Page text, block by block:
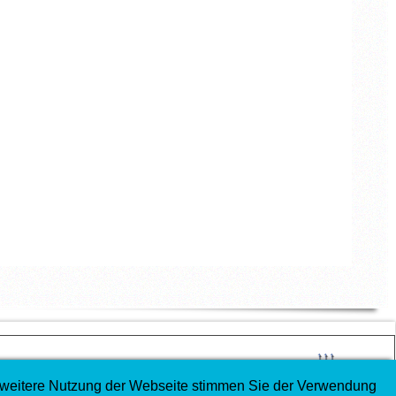
↑↑↑
Nutzung der Webseite stimmen Sie der Verwendung